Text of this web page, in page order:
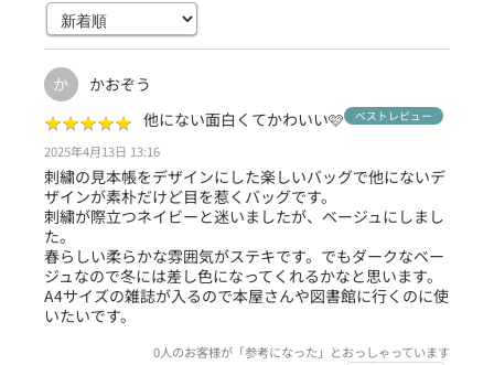
か かおぞう
★★★★★
★★★★★ 他にない面白くてかわいい🩷 ベストレビュー
2025年4月13日 13:16
刺繍の見本帳をデザインにした楽しいバッグで他にないデ
ザインが素朴だけど目を惹くバッグです。
刺繍が際立つネイビーと迷いましたが、ベージュにしまし
た。
春らしい柔らかな雰囲気がステキです。でもダークなベー
ジュなので冬には差し色になってくれるかなと思います。
A4サイズの雑誌が入るので本屋さんや図書館に行くのに使
いたいです。
0人のお客様が「参考になった」とおっしゃっています